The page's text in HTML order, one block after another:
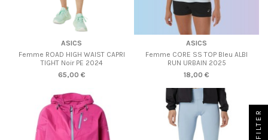
ASICS
Femme ROAD HIGH WAIST CAPRI
TIGHT Noir PE 2024
65,00 €
Produit disponible avec d'autres options
ASICS
Femme CORE SS TOP Bleu ALBI
RUN URBAIN 2025
18,00 €
FILTER